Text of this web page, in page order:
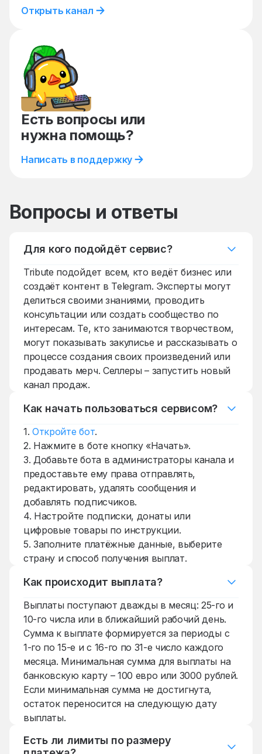
Открыть канал
Есть вопросы или
нужна помощь?
Написать в поддержку
Вопросы и ответы
Для кого подойдёт сервис?
Tribute подойдет всем, кто ведёт бизнес или
создаёт контент в Telegram. Эксперты могут
делиться своими знаниями, проводить
консультации или создать сообщество по
интересам. Те, кто занимаются творчеством,
могут показывать закулисье и рассказывать о
процессе создания своих произведений или
продавать мерч. Селлеры – запустить новый
канал продаж.
Как начать пользоваться сервисом?
1. Откройте бот.
2. Нажмите в боте кнопку «Начать».
3. Добавьте бота в администраторы канала и
предоставьте ему права отправлять,
редактировать, удалять сообщения и
добавлять подписчиков.
4. Настройте подписки, донаты или
цифровые товары по инструкции.
5. Заполните платёжные данные, выберите
страну и способ получения выплат.
Как происходит выплата?
Выплаты поступают дважды в месяц: 25-го и
10-го числа или в ближайший рабочий день.
Сумма к выплате формируется за периоды с
1-го по 15-е и с 16-го по 31-е число каждого
месяца. Минимальная сумма для выплаты на
банковскую карту – 100 евро или 3000 рублей.
Если минимальная сумма не достигнута,
остаток переносится на следующую дату
выплаты.
Есть ли лимиты по размеру